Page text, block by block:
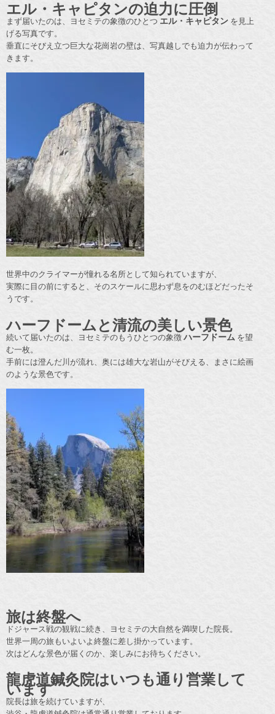
エル・キャピタンの迫力に圧倒
まず届いたのは、ヨセミテの象徴のひとつ エル・キャピタン を見上
げる写真です。
垂直にそびえ立つ巨大な花崗岩の壁は、写真越しでも迫力が伝わって
きます。
世界中のクライマーが憧れる名所として知られていますが、
実際に目の前にすると、そのスケールに思わず息をのむほどだったそ
うです。
ハーフドームと清流の美しい景色
続いて届いたのは、ヨセミテのもうひとつの象徴 ハーフドーム を望
む一枚。
手前には澄んだ川が流れ、奥には雄大な岩山がそびえる、まさに絵画
のような景色です。
旅は終盤へ
ドジャース戦の観戦に続き、ヨセミテの大自然を満喫した院長。
世界一周の旅もいよいよ終盤に差し掛かっています。
次はどんな景色が届くのか、楽しみにお待ちください。
龍虎道鍼灸院はいつも通り営業して
います
院長は旅を続けていますが、